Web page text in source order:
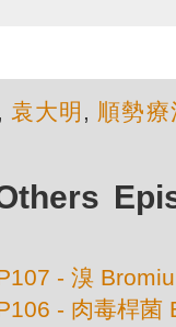
, 袁大明 , 順勢療
- 溴
- 肉毒桿菌